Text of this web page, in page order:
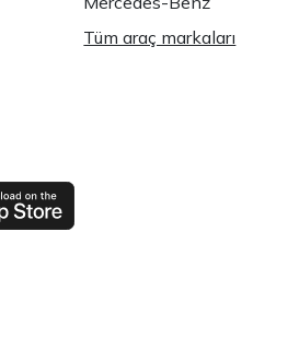
Tüm araç markaları